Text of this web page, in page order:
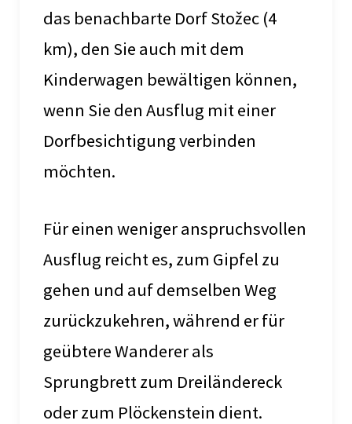
das benachbarte Dorf Stožec (4
km), den Sie auch mit dem
Kinderwagen bewältigen können,
wenn Sie den Ausflug mit einer
Dorfbesichtigung verbinden
möchten.
Für einen weniger anspruchsvollen
Ausflug reicht es, zum Gipfel zu
gehen und auf demselben Weg
zurückzukehren, während er für
geübtere Wanderer als
Sprungbrett zum Dreiländereck
oder zum Plöckenstein dient.